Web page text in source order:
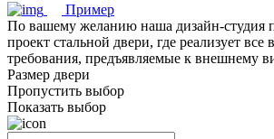
Пример
По вашему желанию наша дизайн-студия
проект стальной двери, где реализует
требования, предъявляемые к внешнему
Размер двери
Пропустить выбор
Показать выбор